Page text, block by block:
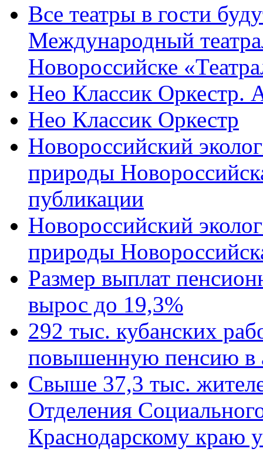
Все театры в гости
Международный
Новороссийске
Нео Классик Оркестр.
Нео Классик Оркестр
Новороссийский
природы
публикации
Новороссийский
природы
Размер выплат
вырос до 19,3%
292 тыс. кубанских
повышенную пенсию в
Свыше 37,3 тыс.
Отделения
Краснодарскому краю